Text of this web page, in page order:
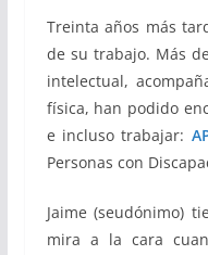
Treinta años más
de su trabajo. Más
intelectual,
física, han podido
e incluso trabajar:
Personas con
Jaime (seudónimo)
mira a la cara